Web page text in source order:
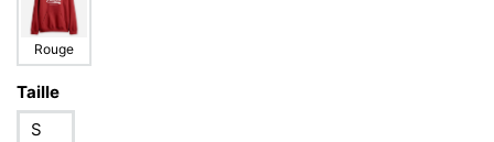
Rouge
Taille
S